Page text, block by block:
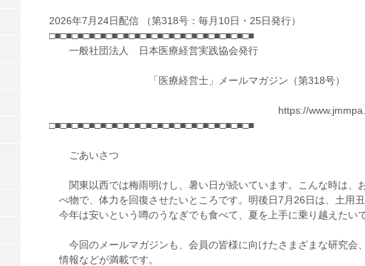
2026年7月24日配信 （第318号：毎月10日・25日発行）
□■□■□■□■□■□■□■□■□■□■□■□■□■□■□■□■□■□■
一般社団法人 日本医療経営実践協会発行
「医療経営士」メールマガジン（第318号）
https://
□■□■□■□■□■□■□■□■□■□■□■□■□■□■□■□■□■□■
ごあいさつ
関東以西では梅雨明けし、暑い日が続いています。こんな時は、
べ物で、体力を回復させたいところです。明後日7月26日は、土用丑
今年は安いという噂のうなぎでも食べて、夏を上手に乗り越えたいで
今回のメールマガジンも、会員の皆様に向けたさまざまな研究会
情報などが満載です。